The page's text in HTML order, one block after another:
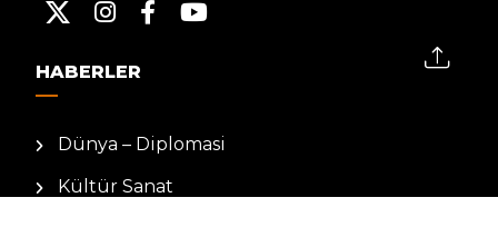
HABERLER
Dünya – Diplomasi
Kültür Sanat